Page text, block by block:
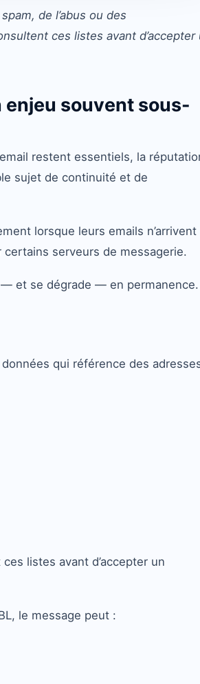
de l’abus ou des
ces listes avant d’accepter
enjeu souvent sous-
restent essentiels, la
sujet de continuité et de
lorsque leurs emails n’arrivent
serveurs de messagerie.
— et se dégrade — en permanence.
qui référence des
listes avant d’accepter un
le message peut :